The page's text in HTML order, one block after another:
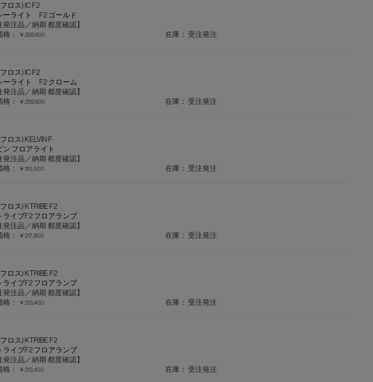
ロス) IC F2
ーライト F2 ゴールド
発注品／納期 都度確認】
：
￥259,600 在庫： 受注発注
ロス) IC F2
ーライト F2 クローム
発注品／納期 都度確認】
：
￥259,600 在庫： 受注発注
ロス) KELVIN F
ン フロアライト
発注品／納期 都度確認】
：
￥110,000 在庫： 受注発注
ロス) KTRIBE F2
ライブF2 フロアランプ
発注品／納期 都度確認】
：
￥217,800 在庫： 受注発注
ロス) KTRIBE F2
ライブF2 フロアランプ
発注品／納期 都度確認】
：
￥213,400 在庫： 受注発注
ロス) KTRIBE F2
ライブF2 フロアランプ
発注品／納期 都度確認】
：
￥213,400 在庫： 受注発注